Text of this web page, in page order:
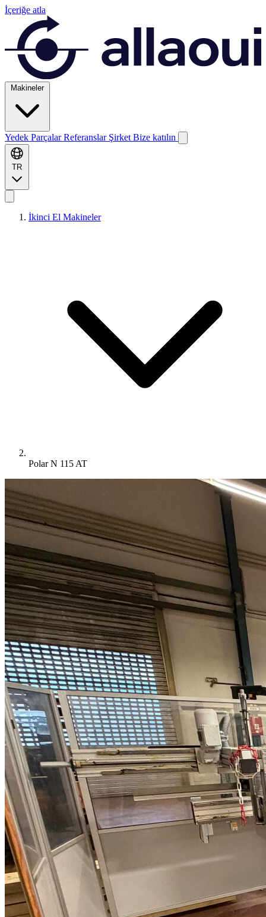
İçeriğe atla
Makineler
Yedek ParçalarReferanslar Şirket Bize katılın
TR
İkinci El Makineler
Polar N 115 AT